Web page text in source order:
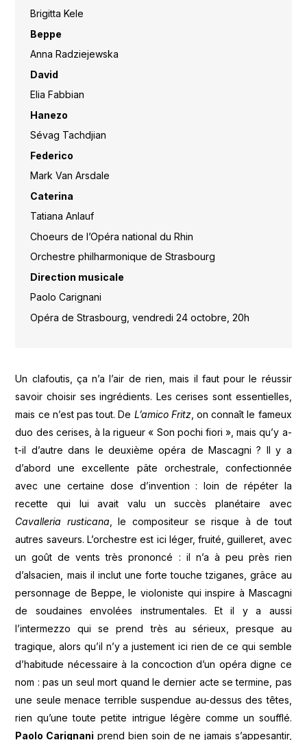
Brigitta Kele
Beppe
Anna Radziejewska
David
Elia Fabbian
Hanezo
Sévag Tachdjian
Federico
Mark Van Arsdale
Caterina
Tatiana Anlauf
Choeurs de l’Opéra national du Rhin
Orchestre philharmonique de Strasbourg
Direction musicale
Paolo Carignani
Opéra de Strasbourg, vendredi 24 octobre, 20h
Un clafoutis, ça n’a l’air de rien, mais il faut pour le réussir
savoir choisir ses ingrédients. Les cerises sont essentielles,
mais ce n’est pas tout. De L’amico Fritz, on connaît le fameux
duo des cerises, à la rigueur « Son pochi fiori », mais qu’y a-
t-il d’autre dans le deuxième opéra de Mascagni ? Il y a
d’abord une excellente pâte orchestrale, confectionnée
avec une certaine dose d’invention : loin de répéter la
recette qui lui avait valu un succès planétaire avec
Cavalleria rusticana, le compositeur se risque à de tout
autres saveurs. L’orchestre est ici léger, fruité, guilleret, avec
un goût de vents très prononcé : il n’a à peu près rien
d’alsacien, mais il inclut une forte touche tziganes, grâce au
personnage de Beppe, le violoniste qui inspire à Mascagni
de soudaines envolées instrumentales. Et il y a aussi
l’intermezzo qui se prend très au sérieux, presque au
tragique, alors qu’il n’y a justement ici rien de ce qui semble
d’habitude nécessaire à la concoction d’un opéra digne ce
nom : pas un seul mort quand le dernier acte se termine, pas
une seule menace terrible suspendue au-dessus des têtes,
rien qu’une toute petite intrigue légère comme un soufflé.
Paolo Carignani prend bien soin de ne jamais s’appesantir,